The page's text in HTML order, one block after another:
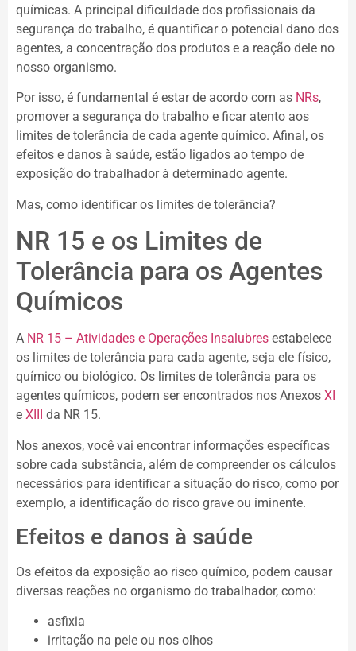
químicas. A principal dificuldade dos profissionais da
segurança do trabalho, é quantificar o potencial dano dos
agentes, a concentração dos produtos e a reação dele no
nosso organismo.
Por isso, é fundamental é estar de acordo com as NRs,
promover a segurança do trabalho e ficar atento aos
limites de tolerância de cada agente químico. Afinal, os
efeitos e danos à saúde, estão ligados ao tempo de
exposição do trabalhador à determinado agente.
Mas, como identificar os limites de tolerância?
NR 15 e os Limites de
Tolerância para os Agentes
Químicos
A NR 15 – Atividades e Operações Insalubres estabelece
os limites de tolerância para cada agente, seja ele físico,
químico ou biológico. Os limites de tolerância para os
agentes químicos, podem ser encontrados nos Anexos XI
e XIII da NR 15.
Nos anexos, você vai encontrar informações específicas
sobre cada substância, além de compreender os cálculos
necessários para identificar a situação do risco, como por
exemplo, a identificação do risco grave ou iminente.
Efeitos e danos à saúde
Os efeitos da exposição ao risco químico, podem causar
diversas reações no organismo do trabalhador, como:
asfixia
irritação na pele ou nos olhos